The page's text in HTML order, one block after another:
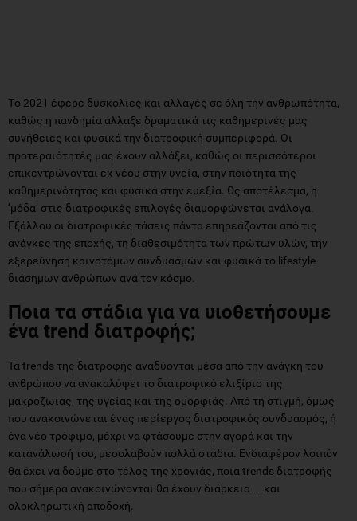
Tο 2021 έφερε δυσκολίες και αλλαγές σε όλη την ανθρωπότητα,
καθώς η πανδημία άλλαξε δραματικά τις καθημερινές μας
συνήθειες και φυσικά την διατροφική συμπεριφορά. Οι
προτεραιότητές μας έχουν αλλάξει, καθώς οι περισσότεροι
επικεντρώνονται εκ νέου στην υγεία, στην ποιότητα της
καθημερινότητας και φυσικά στην ευεξία. Ως αποτέλεσμα, η
‘μόδα’ στις διατροφικές επιλογές διαμορφώνεται ανάλογα.
Εξάλλου οι διατροφικές τάσεις πάντα επηρεάζονται από τις
ανάγκες της εποχής, τη διαθεσιμότητα των πρώτων υλών, την
εξερεύνηση καινοτόμων συνδυασμών και φυσικά το lifestyle
διάσημων ανθρώπων ανά τον κόσμο.
Ποια τα στάδια για να υιοθετήσουμε
ένα trend διατροφής;
Τα trends της διατροφής αναδύονται μέσα από την ανάγκη του
ανθρώπου να ανακαλύψει το διατροφικό ελιξίριο της
μακροζωίας, της υγείας και της ομορφιάς. Από τη στιγμή, όμως
που ανακοινώνεται ένας περίεργος διατροφικός συνδυασμός, ή
ένα νέο τρόφιμο, μέχρι να φτάσουμε στην αγορά και την
κατανάλωσή του, μεσολαβούν πολλά στάδια. Ενδιαφέρον λοιπόν
θα έχει να δούμε στο τέλος της χρονιάς, ποια trends διατροφής
που σήμερα ανακοινώνονται θα έχουν διάρκεια… και
ολοκληρωτική αποδοχή.